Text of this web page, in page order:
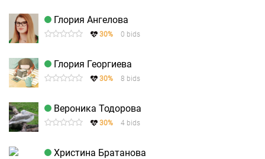
Глория Ангелова
30% 0 bids
Глория Георгиева
30% 8 bids
Вероника Тодорова
30% 4 bids
Христина Братанова